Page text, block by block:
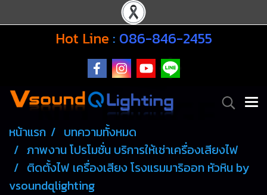
Hot Line : 086-846-2455
หน้าแรก
บทความทั้งหมด
ภาพงาน โปรโมชั่น บริการให้เช่าเครื่องเสียงไฟ
ติดตั้งไฟ เครื่องเสียง โรงแรมมาริออท หัวหิน by
vsoundqlighting